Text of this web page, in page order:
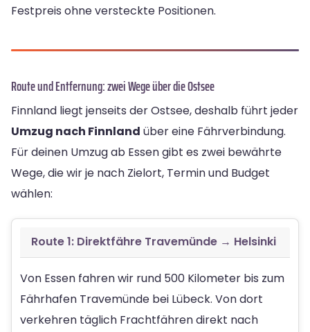
Festpreis ohne versteckte Positionen.
Route und Entfernung: zwei Wege über die Ostsee
Finnland liegt jenseits der Ostsee, deshalb führt jeder
Umzug nach Finnland über eine Fährverbindung.
Für deinen Umzug ab Essen gibt es zwei bewährte
Wege, die wir je nach Zielort, Termin und Budget
wählen:
Route 1: Direktfähre Travemünde → Helsinki
Von Essen fahren wir rund 500 Kilometer bis zum
Fährhafen Travemünde bei Lübeck. Von dort
verkehren täglich Frachtfähren direkt nach